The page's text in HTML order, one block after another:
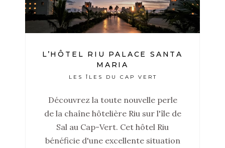
L’HÔTEL RIU PALACE SANTA
MARIA
LES ÎLES DU CAP VERT
Découvrez la toute nouvelle perle
de la chaîne hôtelière Riu sur l'île de
Sal au Cap-Vert. Cet hôtel Riu
bénéficie d'une excellente situation